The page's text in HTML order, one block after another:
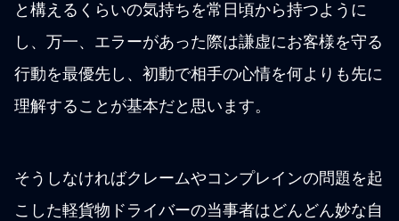
と構えるくらいの気持ちを常日頃から持つように
し、万一、エラーがあった際は謙虚にお客様を守る
行動を最優先し、初動で相手の心情を何よりも先に
理解することが基本だと思います。
そうしなければクレームやコンプレインの問題を起
こした軽貨物ドライバーの当事者はどんどん妙な自